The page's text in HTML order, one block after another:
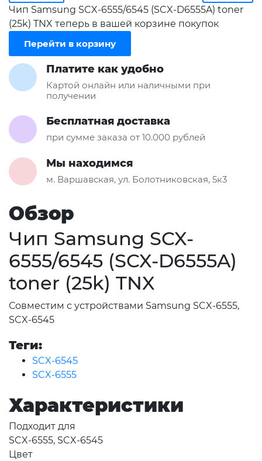
Чип Samsung SCX-6555/6545 (SCX-D6555A) toner
(25k) TNX теперь в вашей корзине покупок
Перейти в корзину
Платите как удобно
Картой онлайн или наличными при
получении
Бесплатная доставка
при сумме заказа от 10.000 рублей
Мы находимся
м. Варшавская, ул. Болотниковская, 5к3
Обзор
Чип Samsung SCX-
6555/6545 (SCX-D6555A)
toner (25k) TNX
Совместим с устройствами Samsung SCX-6555,
SCX-6545
Теги:
SCX-6545
SCX-6555
Характеристики
Подходит для
SCX-6555, SCX-6545
Цвет